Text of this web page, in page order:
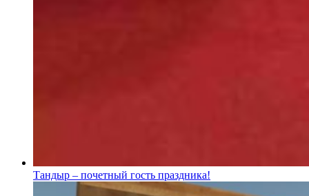
Тандыр – почетный гость праздника!